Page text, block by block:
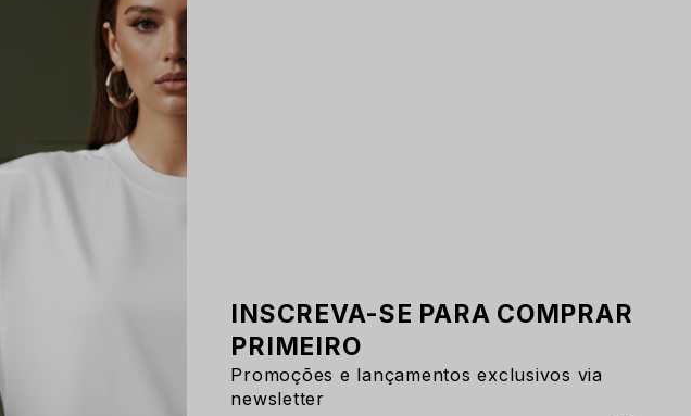
INSCREVA-SE PARA COMPRAR
PRIMEIRO
Promoções e lançamentos exclusivos via
newsletter